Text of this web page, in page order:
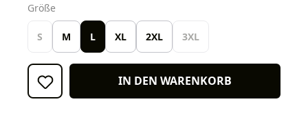
Größe
S M L XL 2XL 3XL
IN DEN WARENKORB